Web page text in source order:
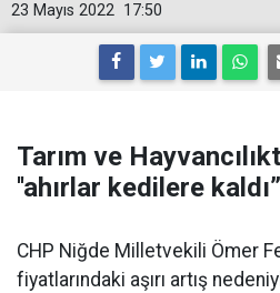
17:50
23 Mayıs 2022
Tarım ve
''ahırlar kedilere kaldı”
CHP Niğde Milletvekili Ömer
fiyatlarındaki aşırı artış